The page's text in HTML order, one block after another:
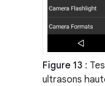
Figure 13 :
ultrasons